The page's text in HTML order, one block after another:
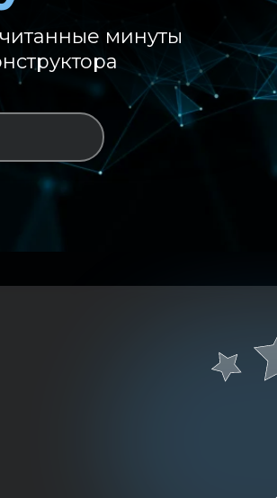
минуты